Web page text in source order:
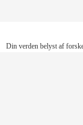
Din verden belyst af